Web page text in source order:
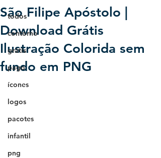
todos
contorno
grátis
pago
ícones
logos
pacotes
infantil
png
São Filipe Apóstolo |
Download Grátis
Ilustração Colorida sem
fundo em PNG